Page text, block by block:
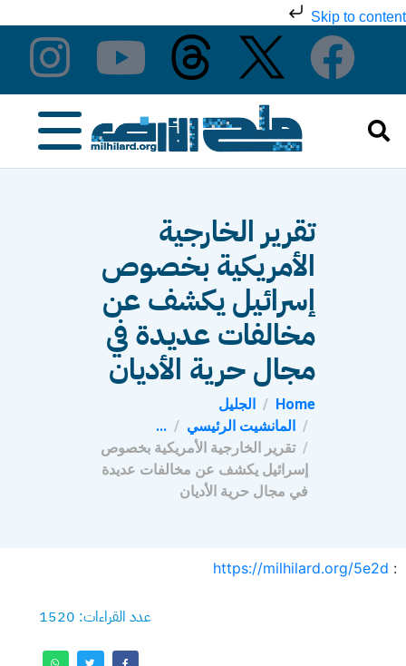
Skip to content
تقرير الخارجية
الأمريكية بخصوص
إسرائيل يكشف عن
مخالفات عديدة في
مجال حرية الأديان
Home
الجليل
المانشيت الرئيسي
...
تقرير الخارجية الأمريكية بخصوص
إسرائيل يكشف عن مخالفات عديدة
في مجال حرية الأديان
:
https://milhilard.org/5e2d
عدد القراءات: 1520